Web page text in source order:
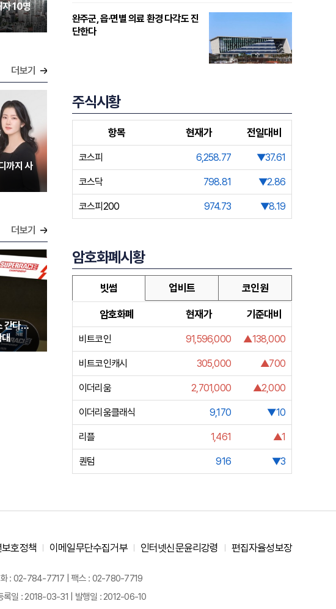
자 10명
더보기
까지 사
더보기
간다…
대
완주군, 읍·면별 의료 환경 다각도 진
단한다
주식시황
항목 현재가 전일대비
코스피 6,258.77 ▼37.61
코스닥 798.81 ▼2.86
코스피200 974.73 ▼8.19
암호화폐시황
빗썸 업비트 코인원
암호화폐 현재가 기준대비
비트코인 91,596,000 ▲138,000
비트코인캐시 305,000 ▲700
이더리움 2,701,000 ▲2,000
이더리움클래식 9,170 ▼10
리플 1,461 ▲1
퀀텀 916 ▼3
호정책 이메일무단수집거부 인터넷신문윤리강령 편집자율성보장
화 : 02-784-7717 | 팩스 : 02-780-7719
록일 : 2018-03-31 | 발행일 : 2012-06-10